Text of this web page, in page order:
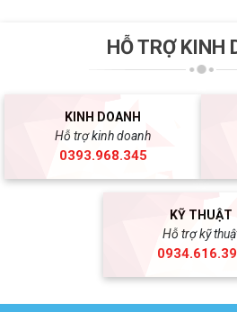
HỖ TRỢ KINH
KINH DOANH
Hỗ trợ kinh doanh
0393.968.345
KỸ THUẬT
Hỗ trợ kỹ